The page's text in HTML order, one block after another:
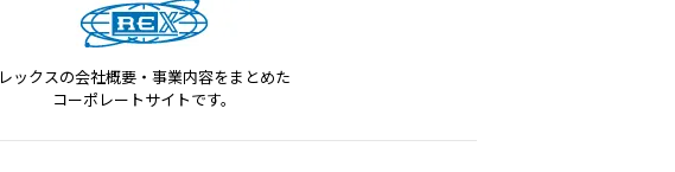
レックスの会社概要・事業内容をまとめた
コーポレートサイトです。